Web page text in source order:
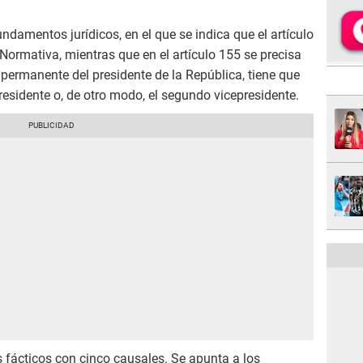
jurídicos, en el que se indica que el artículo
mientras que en el artículo 155 se precisa
del presidente de la República, tiene que
o, de otro modo, el segundo vicepresidente.
con cinco causales. Se apunta a los